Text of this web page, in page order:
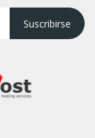
Suscribirse